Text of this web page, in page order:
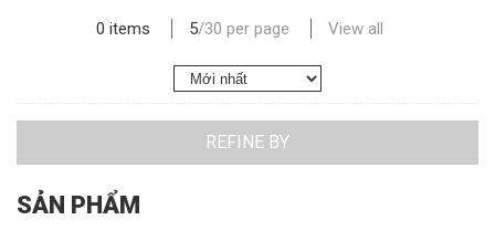
REFINE BY
0 items 5/30 per page View all
SẢN PHẨM